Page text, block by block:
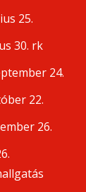
25.
30. rk
24.
22.
26.